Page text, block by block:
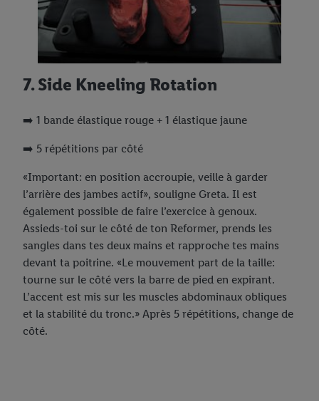
7. Side Kneeling Rotation
➡️ 1 bande élastique rouge + 1 élastique jaune
➡️ 5 répétitions par côté
«Important: en position accroupie, veille à garder
l’arrière des jambes actif», souligne Greta. Il est
également possible de faire l’exercice à genoux.
Assieds-toi sur le côté de ton Reformer, prends les
sangles dans tes deux mains et rapproche tes mains
devant ta poitrine. «Le mouvement part de la taille:
tourne sur le côté vers la barre de pied en expirant.
L’accent est mis sur les muscles abdominaux obliques
et la stabilité du tronc.» Après 5 répétitions, change de
côté.